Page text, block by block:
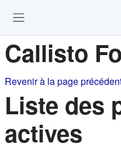
Callisto
Revenir à la page
Liste des
actives